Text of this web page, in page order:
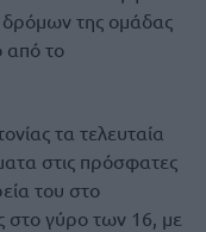
δρόμων της ομάδας
από το
τα τελευταία
στις πρόσφατες
του στο
γύρο των 16, με